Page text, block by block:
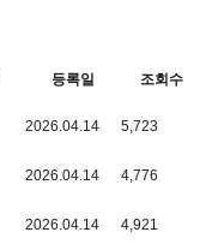
등록일 조회수
2026.04.14 5,723
2026.04.14 4,776
2026.04.14 4,921